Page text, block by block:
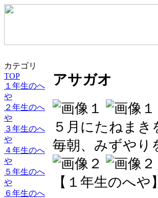
カテゴリ
TOP
１年生のへ
や
２年生のへ
や
３年生のへ
や
４年生のへ
や
５年生のへ
や
６年生のへ
アサガオ
５月にたねま
毎朝、みずやり
【１年生のへや